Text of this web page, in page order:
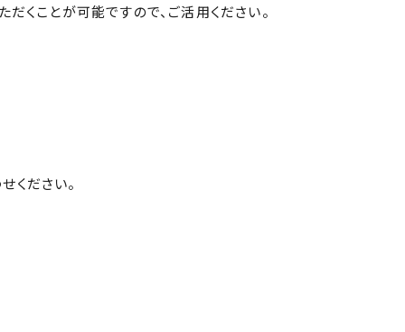
くことが可能ですので、ご活用ください。
ください。